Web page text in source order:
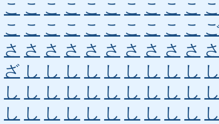
こ こ こ こ こ こ こ こ こ こ
こ こ こ こ こ こ こ こ こ こ
さ さ さ さ さ さ さ さ さ さ
ざ し し し し し し し し し
し し し し し し し し し し
し し し し し し し し し し